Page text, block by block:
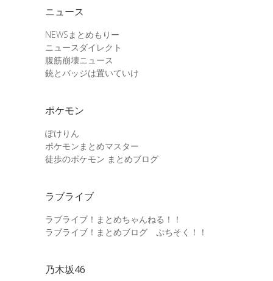
ニュース
NEWSまとめもりー
ニュースダイレクト
腹筋崩壊ニュース
銃とバッジは置いていけ
ポケモン
ぽけりん
ポケモンまとめマスター
徒歩のポケモン まとめブログ
ラブライブ
ラブライブ！まとめちゃんねる！！
ラブライブ！まとめブログ ぷちそく！！
乃木坂46